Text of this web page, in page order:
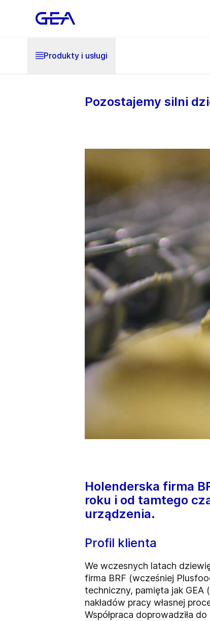
Produkty i usługi
Pozostajemy silni
Holenderska firma
roku i od tamtego
urządzenia.
Profil klienta
We wczesnych latach
firma BRF (wcześniej
techniczny, pamięta jak GEA
nakładów pracy własnej
Współpraca doprowadziła